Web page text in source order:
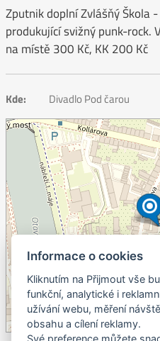
Zputnik doplní Zvlášňý Škola
produkující svižný punk-rock.
na místě 300 Kč, KK 200 Kč
Kde: Divadlo Pod čarou
©OpenStreetMapcontributors.
Informace o cookies
Kliknutím na Přijmout vše
funkční, analytické i
užívání webu, měření
obsahu a cílení reklamy.
Své preference můžete